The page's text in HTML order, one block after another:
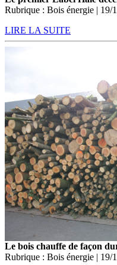
Rubrique : Bois énergie | 19/
LIRE LA SUITE
Le bois chauffe de façon
Rubrique : Bois énergie | 19/